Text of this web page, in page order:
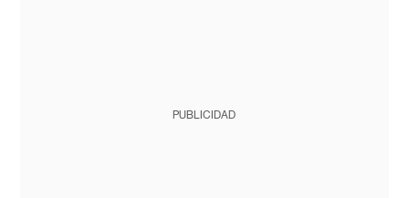
PUBLICIDAD